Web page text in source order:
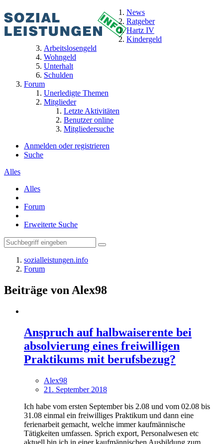
News
Ratgeber
Hartz IV
Kindergeld
Arbeitslosengeld
Wohngeld
Unterhalt
Schulden
Forum
Unerledigte Themen
Mitglieder
Letzte Aktivitäten
Benutzer online
Mitgliedersuche
Anmelden oder registrieren
Suche
Alles
Alles
Forum
Erweiterte Suche
sozialleistungen.info
Forum
Beiträge von Alex98
Anspruch auf halbwaiserente bei
absolvierung eines freiwilligen
Praktikums mit berufsbezug?
Alex98
21. September 2018
Ich habe vom ersten September bis 2.08 und vom 02.08 bis
31.08 einmal ein freiwilliges Praktikum und dann eine
ferienarbeit gemacht, welche immer kaufmännische
Tätigkeiten umfassen. Sprich export, Personalwesen etc
aktuell bin ich in einer kaufmännischen Ausbildung zum